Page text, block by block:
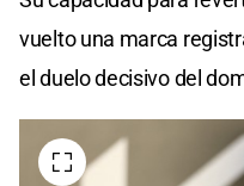
vuelto una marca
el duelo decisivo del